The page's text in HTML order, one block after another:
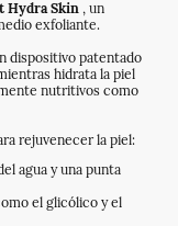
Hydra Skin , un
exfoliante.
dispositivo patentado
hidrata la piel
nutritivos como
rejuvenecer la piel:
agua y una punta
el glicólico y el